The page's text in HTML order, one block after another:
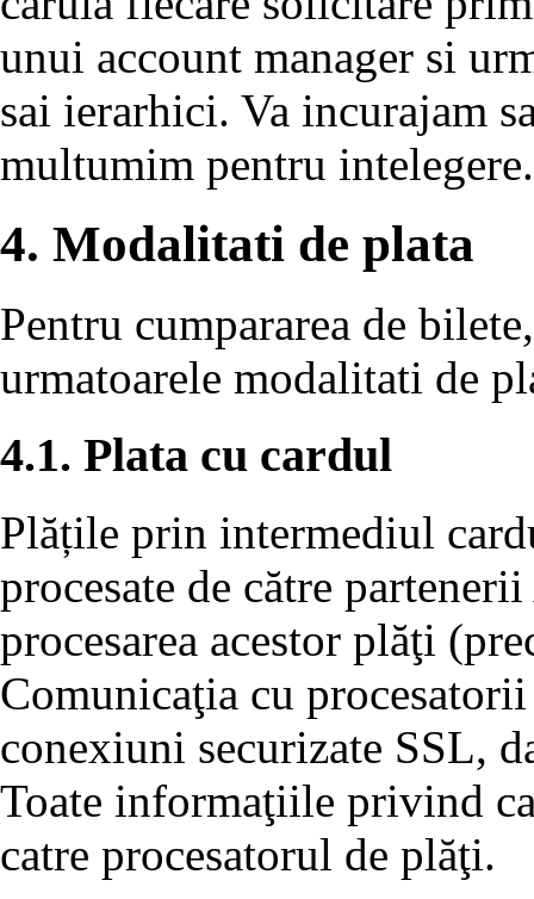
unui account manager si
sai ierarhici. Va incurajam
multumim pentru intelegere.
4. Modalitati de plata
Pentru cumpararea de
urmatoarele modalitati de
4.1. Plata cu cardul
Plățile prin intermediul
procesate de către
procesarea acestor plăţi
Comunicaţia cu
conexiuni securizate SSL,
Toate informaţiile privind
catre procesatorul de plăţi.